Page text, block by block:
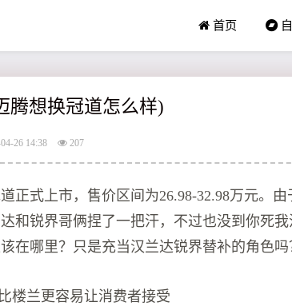
首页
腾想换冠道怎么样)
26 14:38 207
正式上市，售价区间为26.98-32.98万元。
和锐界哥俩捏了一把汗，不过也没到你死
在哪里？只是充当汉兰达锐界替补的角色吗
楼兰更容易让消费者接受